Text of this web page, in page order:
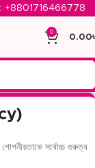
+8801716466778‬
0
0.00
সর্বোচ্চ গুরুত্ব